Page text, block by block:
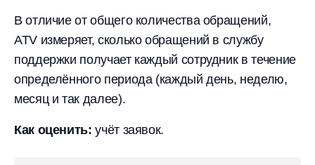
В отличие от общего количества обращений,
ATV измеряет, сколько обращений в службу
поддержки получает каждый сотрудник в течение
определённого периода (каждый день, неделю,
месяц и так далее).
Как оценить: учёт заявок.